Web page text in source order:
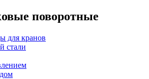
поворотные
для кранов
стали